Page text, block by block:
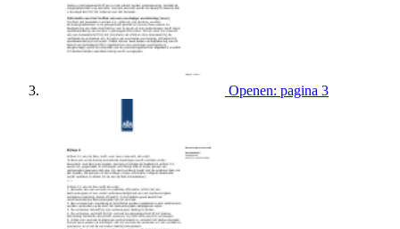
Openen: pagina 3